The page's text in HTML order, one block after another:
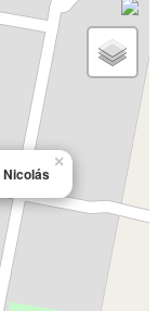
Nicolás
×